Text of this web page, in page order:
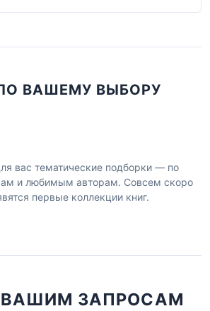
ВАШЕМУ ВЫБОРУ
вас тематические подборки — по
и любимым авторам. Совсем скоро
первые коллекции книг.
ВАШИМ ЗАПРОСАМ